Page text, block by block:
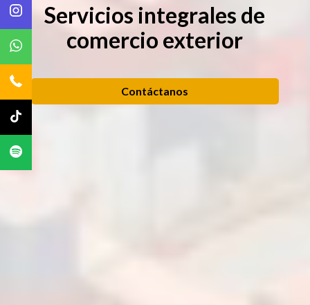
Servicios integrales de
comercio exterior
Contáctanos